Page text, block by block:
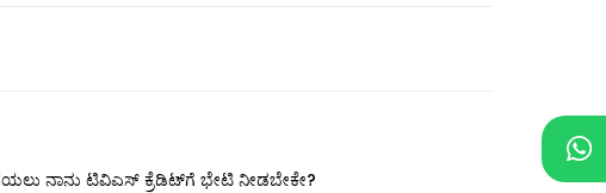
ನಾನು ಟಿವಿಎಸ್ ಕ್ರೆಡಿಟ್‌ಗೆ ಭೇಟಿ ನೀಡಬೇಕೇ?